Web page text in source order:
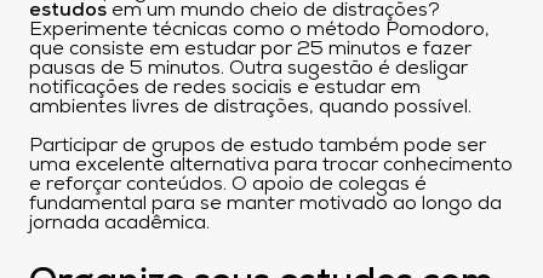
estudos em um mundo cheio de distrações?
Experimente técnicas como o método Pomodoro,
que consiste em estudar por 25 minutos e fazer
pausas de 5 minutos. Outra sugestão é desligar
notificações de redes sociais e estudar em
ambientes livres de distrações, quando possível.
Participar de grupos de estudo também pode ser
uma excelente alternativa para trocar conhecimento
e reforçar conteúdos. O apoio de colegas é
fundamental para se manter motivado ao longo da
jornada acadêmica.